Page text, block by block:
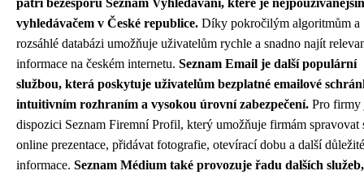
patří bezesporu Seznam Vyhledávání, které je
vyhledávačem v České republice. Díky pokročilým algoritmům a
rozsáhlé databázi umožňuje uživatelům rychle a snadno najít
informace na českém internetu. Seznam Email je další populární
službou, která poskytuje uživatelům bezplatné emailové
intuitivním rozhraním a vysokou úrovní zabezpečení. Pro firmy
dispozici Seznam Firemní Profil, který umožňuje firmám spravovat
online prezentace, přidávat fotografie, otevírací dobu a další důležité
informace. Seznam Médium také provozuje řadu dalších služeb,